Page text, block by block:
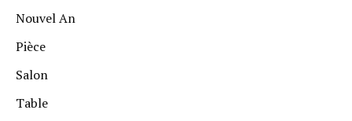
Nouvel An
Pièce
Salon
Table